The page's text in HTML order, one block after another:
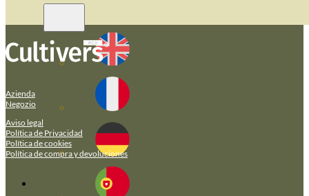
Azienda
Negozio
Aviso legal
Política de Privacidad
Política de cookies
Política de compra y devoluciones